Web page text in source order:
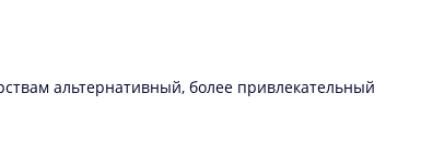
альтернативный, более привлекательный